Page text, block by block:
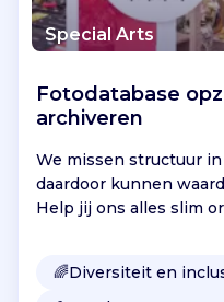
Special Arts
Fotodatabase
archiveren
We missen structuur
daardoor kunnen
Help jij ons alles slim
🌈Diversiteit en